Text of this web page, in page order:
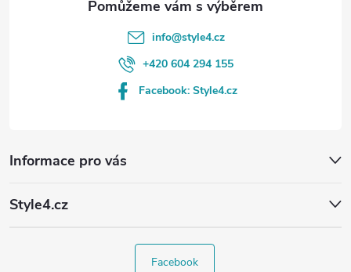
Informace pro vás
Style4.cz
info@style4.cz
+420 604 294 155
Facebook: Style4.cz
Facebook